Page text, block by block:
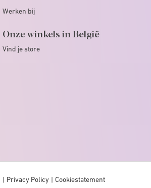
Werken bij
Onze winkels in België
Vind je store
Privacy Policy Cookiestatement